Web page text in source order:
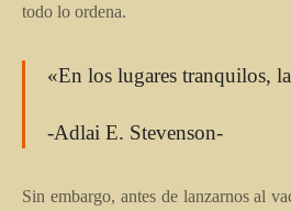
todo lo ordena.
«En los lugares tranquilos,
-Adlai E. Stevenson-
Sin embargo, antes de lanzarnos al